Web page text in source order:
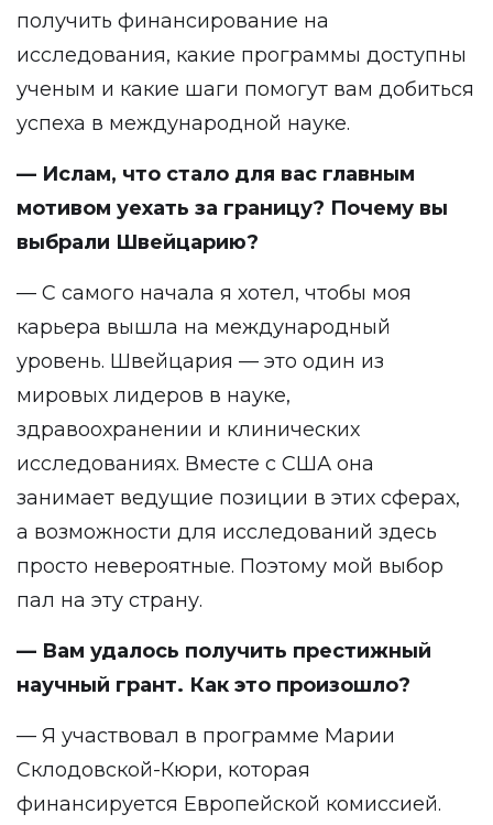
получить финансирование на
исследования, какие программы доступны
ученым и какие шаги помогут вам добиться
успеха в международной науке.
— Ислам, что стало для вас главным
мотивом уехать за границу? Почему вы
выбрали Швейцарию?
— С самого начала я хотел, чтобы моя
карьера вышла на международный
уровень. Швейцария — это один из
мировых лидеров в науке,
здравоохранении и клинических
исследованиях. Вместе с США она
занимает ведущие позиции в этих сферах,
а возможности для исследований здесь
просто невероятные. Поэтому мой выбор
пал на эту страну.
— Вам удалось получить престижный
научный грант. Как это произошло?
— Я участвовал в программе Марии
Склодовской-Кюри, которая
финансируется Европейской комиссией.